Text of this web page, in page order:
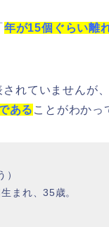
年が15個ぐらい離
れていませんが
ある ことがわかっ
まれ、35歳。